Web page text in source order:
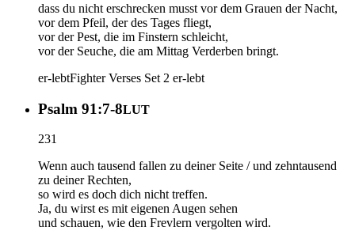
dass du nicht erschrecken musst vor dem Grauen der Nacht,
vor dem Pfeil, der des Tages fliegt,
vor der Pest, die im Finstern schleicht,
vor der Seuche, die am Mittag Verderben bringt.
er-lebtFighter Verses Set 2 er-lebt
Psalm 91:7-8LUT
231
Wenn auch tausend fallen zu deiner Seite / und zehntausend
zu deiner Rechten,
so wird es doch dich nicht treffen.
Ja, du wirst es mit eigenen Augen sehen
und schauen, wie den Frevlern vergolten wird.